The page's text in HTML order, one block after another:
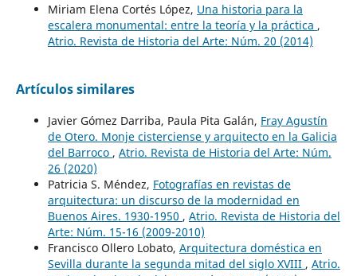
Miriam Elena Cortés López, Una historia para la
escalera monumental: entre la teoría y la práctica ,
Atrio. Revista de Historia del Arte: Núm. 20 (2014)
Artículos similares
Javier Gómez Darriba, Paula Pita Galán, Fray Agustín
de Otero. Monje cisterciense y arquitecto en la Galicia
del Barroco , Atrio. Revista de Historia del Arte: Núm.
26 (2020)
Patricia S. Méndez, Fotografías en revistas de
arquitectura: un discurso de la modernidad en
Buenos Aires. 1930-1950 , Atrio. Revista de Historia del
Arte: Núm. 15-16 (2009-2010)
Francisco Ollero Lobato, Arquitectura doméstica en
Sevilla durante la segunda mitad del siglo XVIII , Atrio.